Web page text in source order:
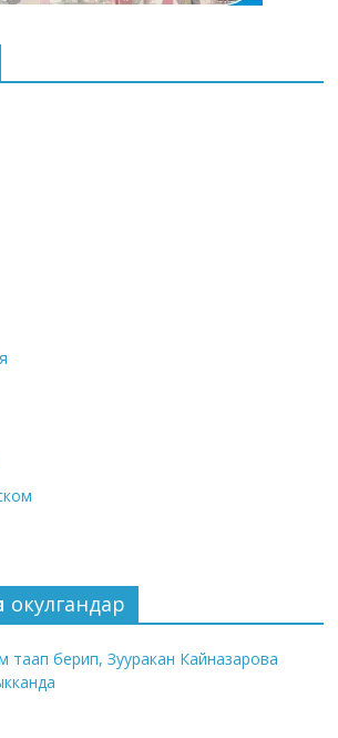
окулгандар
таап берип, Зууракан Кайназарова